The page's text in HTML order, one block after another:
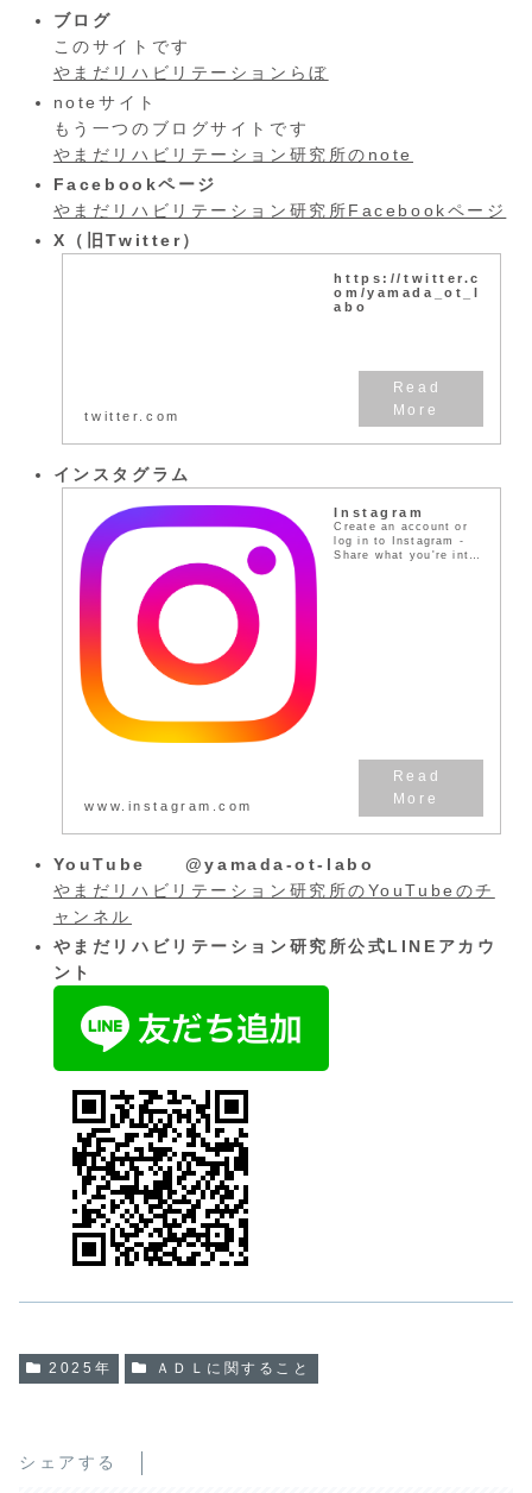
ブログ
このサイトです
やまだリハビリテーションらぼ
noteサイト
もう一つのブログサイトです
やまだリハビリテーション研究所のnote
Facebookページ
やまだリハビリテーション研究所Facebookページ
X（旧Twitter）
https://twitter.c
om/yamada_ot_l
abo
twitter.com
インスタグラム
Instagram
Create an account or
log in to Instagram -
Share what you're into
www.instagram.com
YouTube @yamada-ot-labo
やまだリハビリテーション研究所のYouTubeのチ
ャンネル
やまだリハビリテーション研究所公式LINEアカウ
ント
2025年 ＡＤＬに関すること
シェアする